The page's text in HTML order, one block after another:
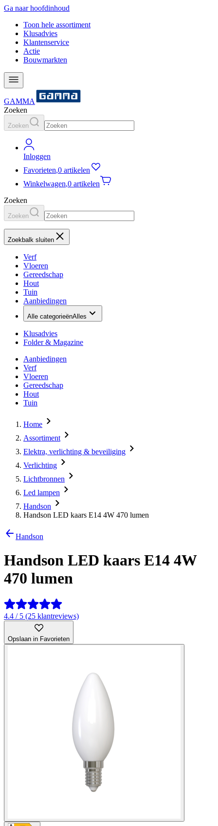
Ga naar hoofdinhoud
Toon hele assortiment
Klusadvies
Klantenservice
Actie
Bouwmarkten
GAMMA
Zoeken
Zoeken
Inloggen
Favorieten,0 artikelen
Winkelwagen,0 artikelen
Zoeken
Zoeken
Zoekbalk sluiten
Verf
Vloeren
Gereedschap
Hout
Tuin
Aanbiedingen
Alle categorieënAlles
Klusadvies
Folder & Magazine
Aanbiedingen
Verf
Vloeren
Gereedschap
Hout
Tuin
Home
Assortiment
Elektra, verlichting & beveiliging
Verlichting
Lichtbronnen
Led lampen
Handson
Handson LED kaars E14 4W 470 lumen
Handson
Handson LED kaars E14 4W
470 lumen
4.4 / 5 (25 klantreviews)
Opslaan in Favorieten